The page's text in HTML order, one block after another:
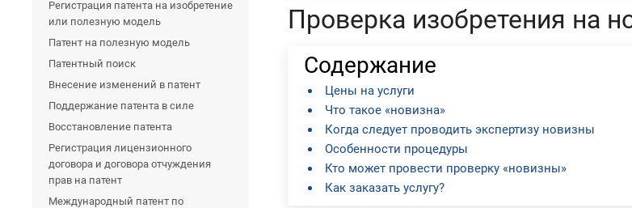
Проверка изобретения на
Содержание
Цены на услуги
Что такое «новизна»
Когда следует проводить экспертизу новизны
Особенности процедуры
Кто может провести проверку «новизны»
Как заказать услугу?
Регистрация патента на изобретение
или полезную модель
Патент на полезную модель
Патентный поиск
Внесение изменений в патент
Поддержание патента в силе
Восстановление патента
Регистрация лицензионного
договора и договора отчуждения
прав на патент
Международный патент по